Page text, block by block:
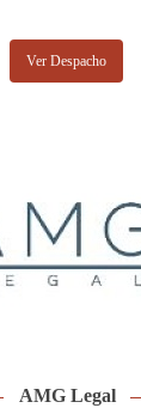
Ver Despacho
AMG Legal